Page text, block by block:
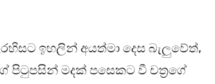
ඉහලින් අයත්මා දෙස බැලුවේත්,
පිටුපසින් මදක් පසෙකට වී චත්‍රගේ